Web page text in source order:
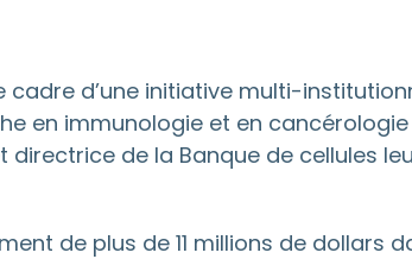
d’une initiative multi-
en immunologie et en
directrice de la Banque de cellules
de plus de 11 millions de